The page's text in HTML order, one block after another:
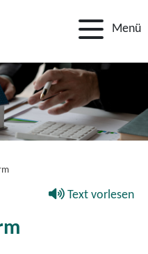
Menü
Text vorlesen